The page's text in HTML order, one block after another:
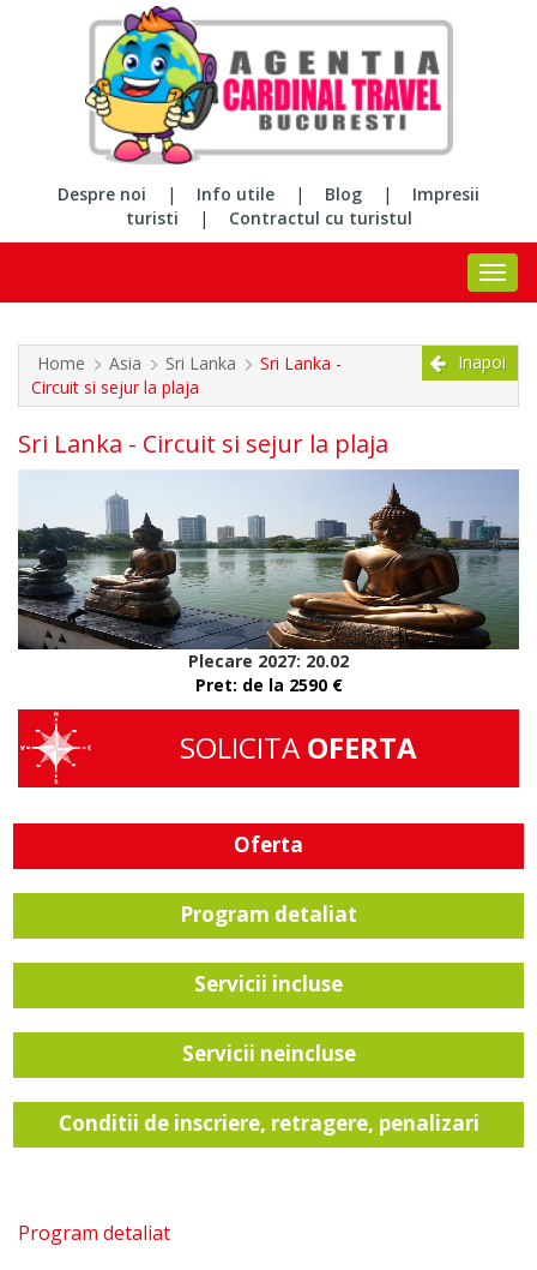
Despre noi | Info utile | Blog |
Impresii
turisti
| Contractul cu turistul
Home Asia Sri Lanka
Sri Lanka -
Circuit si sejur la plaja
Inapoi
Sri Lanka - Circuit si sejur la plaja
Plecare 2027: 20.02
Pret: de la 2590 €
SOLICITA OFERTA
Oferta
Program detaliat
Servicii incluse
Servicii neincluse
Conditii de inscriere, retragere, penalizari
Program detaliat